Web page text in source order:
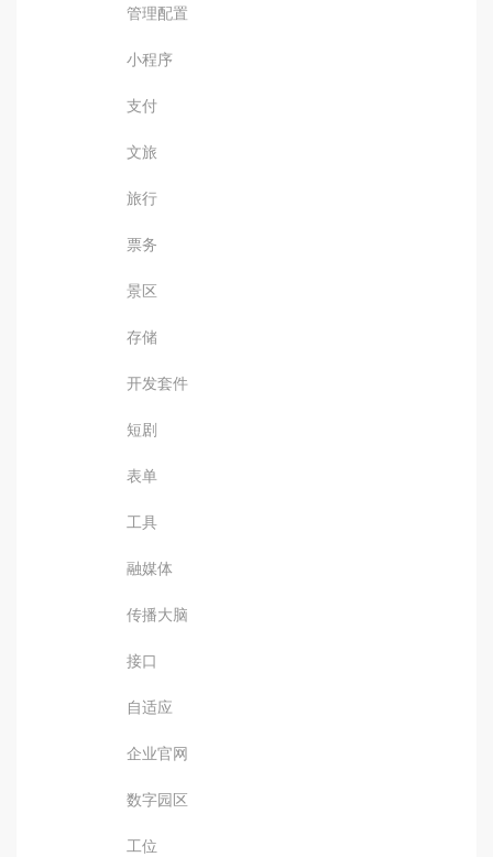
管理配置
小程序
支付
文旅
旅行
票务
景区
存储
开发套件
短剧
表单
工具
融媒体
传播大脑
接口
自适应
企业官网
数字园区
工位